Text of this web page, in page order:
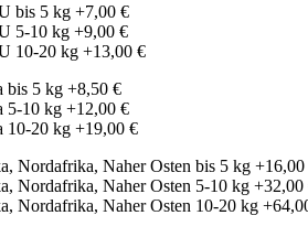
bis 5 kg +7,00 €
5-10 kg +9,00 €
10-20 kg +13,00 €
bis 5 kg +8,50 €
5-10 kg +12,00 €
10-20 kg +19,00 €
Nordafrika, Naher Osten bis 5 kg +16,00
Nordafrika, Naher Osten 5-10 kg +32,00
Nordafrika, Naher Osten 10-20 kg